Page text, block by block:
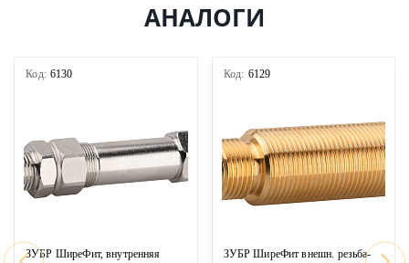
АНАЛОГИ
Код: 6130
ЗУБР ШиреФит, внутренняя
Код: 6129
ЗУБР ШиреФит внешн. резьба-